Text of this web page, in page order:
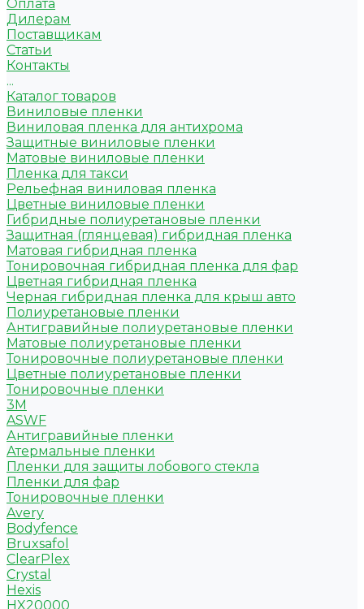
Оплата
Дилерам
Поставщикам
Статьи
Контакты
...
Каталог товаров
Виниловые пленки
Виниловая пленка для антихрома
Защитные виниловые пленки
Матовые виниловые пленки
Пленка для такси
Рельефная виниловая пленка
Цветные виниловые пленки
Гибридные полиуретановые пленки
Защитная (глянцевая) гибридная пленка
Матовая гибридная пленка
Тонировочная гибридная пленка для фар
Цветная гибридная пленка
Черная гибридная пленка для крыш авто
Полиуретановые пленки
Антигравийные полиуретановые пленки
Матовые полиуретановые пленки
Тонировочные полиуретановые пленки
Цветные полиуретановые пленки
Тонировочные пленки
3M
ASWF
Антигравийные пленки
Атермальные пленки
Пленки для защиты лобового стекла
Пленки для фар
Тонировочные пленки
Avery
Bodyfence
Bruxsafol
ClearPlex
Crystal
Hexis
HX20000